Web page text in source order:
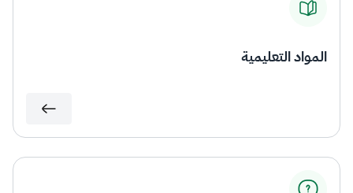
المواد التعليمية